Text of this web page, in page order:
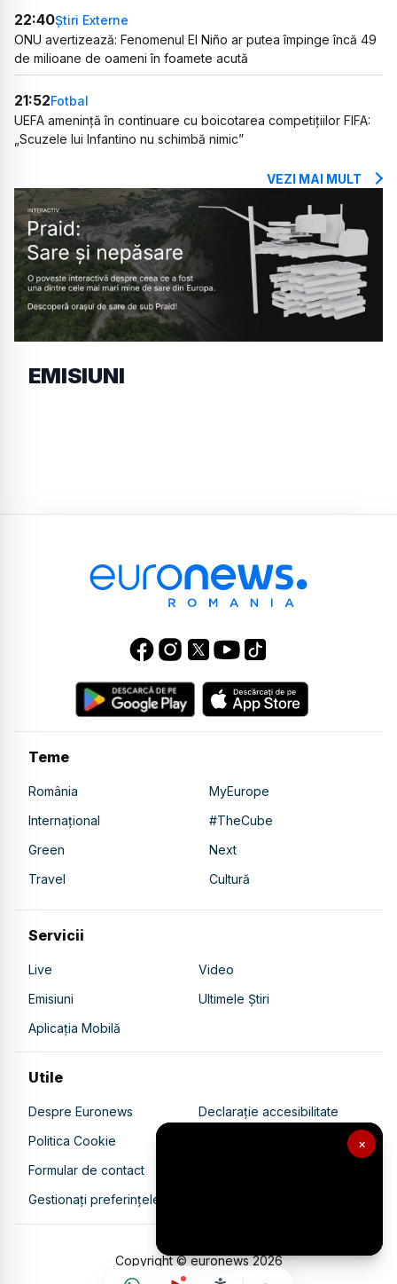
×
22:40Știri Externe
ONU avertizează: Fenomenul El Niño ar putea împinge încă 49
de milioane de oameni în foamete acută
21:52Fotbal
UEFA amenință în continuare cu boicotarea competițiilor FIFA:
„Scuzele lui Infantino nu schimbă nimic”
VEZI MAI MULT
EMISIUNI
Teme
România
MyEurope
Internațional
#TheCube
Green
Next
Travel
Cultură
Servicii
Live
Video
Emisiuni
Ultimele Știri
Aplicația Mobilă
Utile
Despre Euronews
Declarație accesibilitate
Politica Cookie
Politica de confidențialitate
Formular de contact
Gestionați preferințele
Copyright © euronews2026